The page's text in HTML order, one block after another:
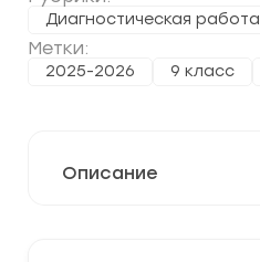
Диагностическая работа
Метки:
2025-2026 9 класс
Описание